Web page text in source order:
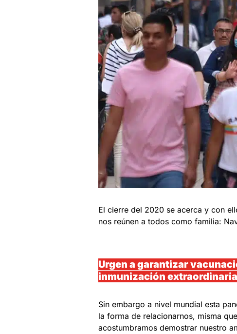
El cierre del 2020 se acerca y con
nos reúnen a todos como familia:
Urgen a garantizar
inmunización extraordinaria
Sin embargo a nivel mundial esta
la forma de relacionarnos, misma
acostumbramos demostrar nuestro